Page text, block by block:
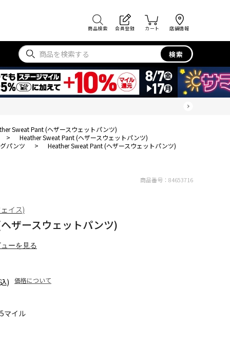
商品検索 会員登録 カート 店舗情報
検索
Sweat Pant (ヘザースウェットパンツ)
>
Heather Sweat Pant (ヘザースウェットパンツ)
パンツ > Heather Sweat Pant (ヘザースウェットパンツ)
マイル
ザースウェットパンツ)
ーを見る
) 価格について
商品番号： 84653716
イス)